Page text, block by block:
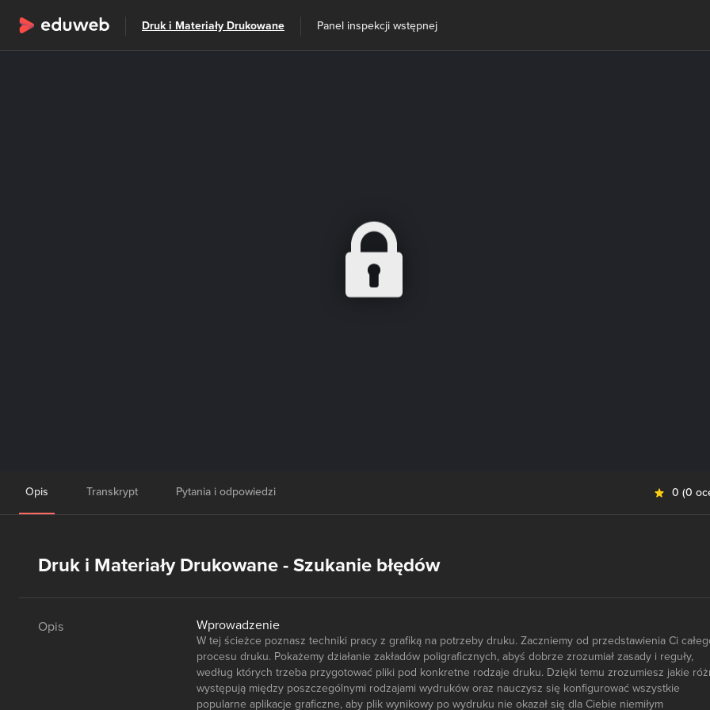
Wszystkie kategorie Szkolenia
Druk i Materiały Drukowane Panel inspekcji wstępnej
Opis Transkrypt Pytania i odpowiedzi 0 (0
Druk i Materiały Drukowane - Szukanie błędów
Opis Wprowadzenie
W tej ścieżce poznasz techniki pracy z grafiką na potrzeby druku. Zaczniemy od przedstawienia Ci
procesu druku. Pokażemy działanie zakładów poligraficznych, abyś dobrze zrozumiał zasady i reguły,
według których trzeba przygotować pliki pod konkretne rodzaje druku. Dzięki temu zrozumiesz jakie
występują między poszczególnymi rodzajami wydruków oraz nauczysz się konfigurować wszystkie
popularne aplikacje graficzne, aby plik wynikowy po wydruku nie okazał się dla Ciebie niemiłym